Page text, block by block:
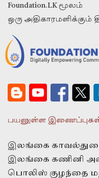
Foundation.LK மூலம்
ஒரு அதிகாரமளிக்கும்
பயனுள்ள
இலங்கை
இலங்கை கணினி
பொலிஸ் குழந்தை